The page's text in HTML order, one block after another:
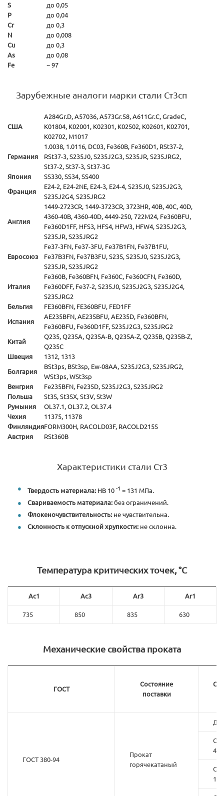
S
до 0,05
P
до 0,04
Cr
до 0,3
N
до 0,008
Cu
до 0,3
As
до 0,08
Fe
~ 97
Зарубежные аналоги марки стали Ст3сп
США
A284Gr.D, A57036, A573Gr.58, A611Gr.C, GradeC,
K01804, K02001, K02301, K02502, K02601, K02701,
K02702, M1017
Германия
1.0038, 1.0116, DC03, Fe360B, Fe360D1, RSt37-2,
RSt37-3, S235J0, S235J2G3, S235JR, S235JRG2,
St37-2, St37-3, St37-3G
Япония
SS330, SS34, SS400
Франция
E24-2, E24-2NE, E24-3, E24-4, S235J0, S235J2G3,
S235J2G4, S235JRG2
Англия
1449-2723CR, 1449-3723CR, 3723HR, 40B, 40C, 40D,
4360-40B, 4360-40D, 4449-250, 722M24, Fe360BFU,
Fe360D1FF, HFS3, HFS4, HFW3, HFW4, S235J2G3,
S235JR, S235JRG2
Евросоюз
Fe37-3FN, Fe37-3FU, Fe37B1FN, Fe37B1FU,
Fe37B3FN, Fe37B3FU, S235, S235J0, S235J2G3,
S235JR, S235JRG2
Италия
Fe360B, Fe360BFN, Fe360C, Fe360CFN, Fe360D,
Fe360DFF, Fe37-2, S235J0, S235J2G3, S235J2G4,
S235JRG2
Бельгия
FE360BFN, FE360BFU, FED1FF
Испания
AE235BFN, AE235BFU, AE235D, Fe360BFN,
Fe360BFU, Fe360D1FF, S235J2G3, S235JRG2
Китай
Q235, Q235A, Q235A-B, Q235A-Z, Q235B, Q235B-Z,
Q235C
Швеция
1312, 1313
Болгария
BSt3ps, BSt3sp, Ew-08AA, S235J2G3, S235JRG2,
WSt3ps, WSt3sp
Венгрия
Fe235BFN, Fe235D, S235J2G3, S235JRG2
Польша
St3S, St3SX, St3V, St3W
Румыния
OL37.1, OL37.2, OL37.4
Чехия
11375, 11378
ФинляндияFORM300H, RACOLD03F, RACOLD215S
Австрия
RSt360B
Характеристики стали Ст3
Твердость материала: HB 10-1 = 131 МПа.
Свариваемость материала:без ограничений.
Флокеночувствительность: не чувствительна.
Склонность к отпускной хрупкости: не склонна.
Температура критических точек, °С
Ac1 Ac3 Ar3 Ar1
735 850 835 630
Механические свойства проката
ГОСТ
Состояние
поставки
ГОСТ 380-94
Прокат
горячекатаный
До
Св.
40
Св.
100